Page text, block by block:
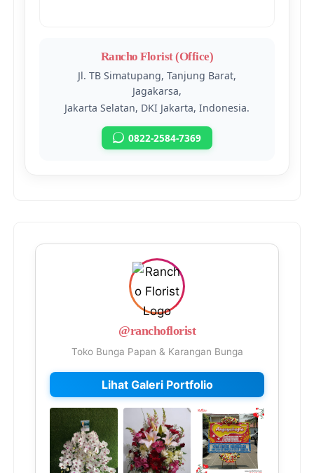
Rancho Florist (Office)
Jl. TB Simatupang, Tanjung Barat,
Jagakarsa,
Jakarta Selatan, DKI Jakarta, Indonesia.
0822-2584-7369
@ranchoflorist
Toko Bunga Papan & Karangan Bunga
Lihat Galeri Portfolio